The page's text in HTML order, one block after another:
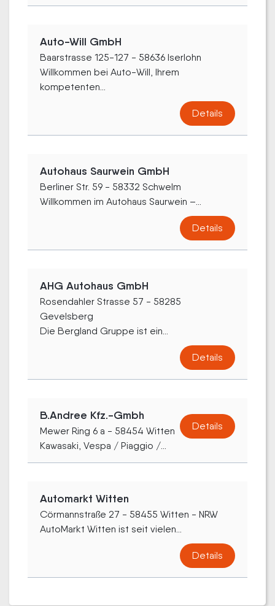
Auto-Will GmbH
Baarstrasse 125-127 - 58636 Iserlohn
Willkommen bei Auto-Will, Ihrem
kompetenten...
Details
Autohaus Saurwein GmbH
Berliner Str. 59 - 58332 Schwelm
Willkommen im Autohaus Saurwein –...
Details
AHG Autohaus GmbH
Rosendahler Strasse 57 - 58285
Gevelsberg
Die Bergland Gruppe ist ein...
Details
B.Andree Kfz.-Gmbh
Mewer Ring 6 a - 58454 Witten
Kawasaki, Vespa / Piaggio /...
Details
Automarkt Witten
Cörmannstraße 27 - 58455 Witten - NRW
AutoMarkt Witten ist seit vielen...
Details